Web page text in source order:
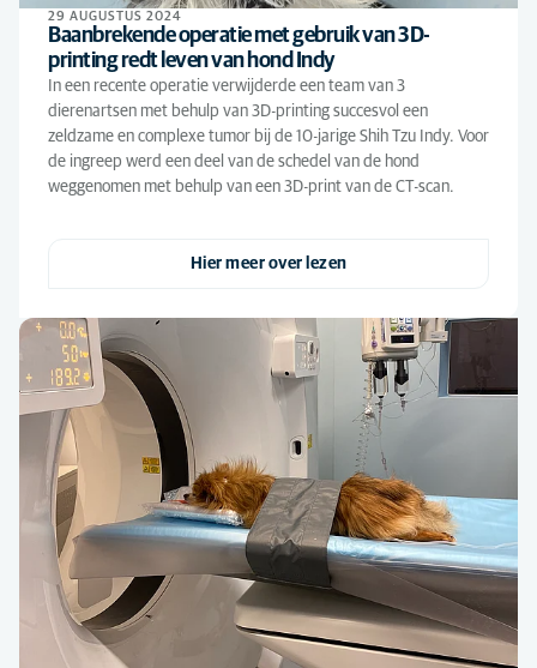
29 AUGUSTUS 2024
Baanbrekende operatie met gebruik van 3D-
printing redt leven van hond Indy
In een recente operatie verwijderde een team van 3
dierenartsen met behulp van 3D-printing succesvol een
zeldzame en complexe tumor bij de 10-jarige Shih Tzu Indy. Voor
de ingreep werd een deel van de schedel van de hond
weggenomen met behulp van een 3D-print van de CT-scan.
Hier meer over lezen